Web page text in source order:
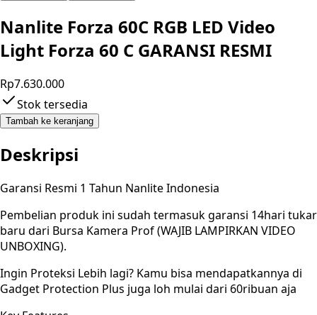
Nanlite Forza 60C RGB LED Video
Light Forza 60 C GARANSI RESMI
Rp7.630.000
Stok tersedia
Tambah ke keranjang
Deskripsi
Garansi Resmi 1 Tahun Nanlite Indonesia
Pembelian produk ini sudah termasuk garansi 14hari tukar
baru dari Bursa Kamera Prof (WAJIB LAMPIRKAN VIDEO
UNBOXING).
Ingin Proteksi Lebih lagi? Kamu bisa mendapatkannya di
Gadget Protection Plus juga loh mulai dari 60ribuan aja